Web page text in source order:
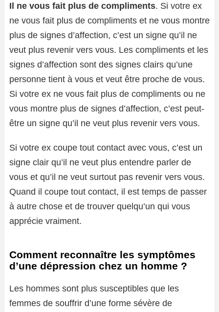
Il ne vous fait plus de compliments. Si votre ex
ne vous fait plus de compliments et ne vous montre
plus de signes d’affection, c’est un signe qu’il ne
veut plus revenir vers vous. Les compliments et les
signes d’affection sont des signes clairs qu’une
personne tient à vous et veut être proche de vous.
Si votre ex ne vous fait plus de compliments ou ne
vous montre plus de signes d’affection, c’est peut-
être un signe qu’il ne veut plus revenir vers vous.
Si votre ex coupe tout contact avec vous, c’est un
signe clair qu’il ne veut plus entendre parler de
vous et qu’il ne veut surtout pas revenir vers vous.
Quand il coupe tout contact, il est temps de passer
à autre chose et de trouver quelqu’un qui vous
apprécie vraiment.
Comment reconnaître les symptômes
d’une dépression chez un homme ?
Les hommes sont plus susceptibles que les
femmes de souffrir d’une forme sévère de